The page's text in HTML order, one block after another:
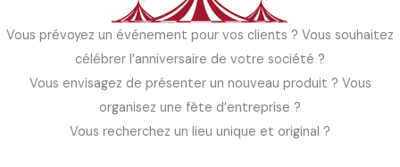
Vous prévoyez un événement pour vos clients ? Vous souhaitez
célébrer l’anniversaire de votre société ?
Vous envisagez de présenter un nouveau produit ? Vous
organisez une fête d’entreprise ?
Vous recherchez un lieu unique et original ?